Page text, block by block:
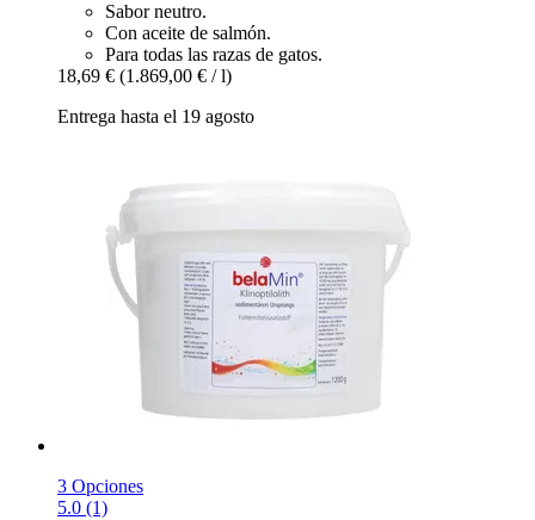
Sabor neutro.
Con aceite de salmón.
Para todas las razas de gatos.
18,69 € (1.869,00 € / l)
Entrega hasta el 19 agosto
3 Opciones
5.0 (1)